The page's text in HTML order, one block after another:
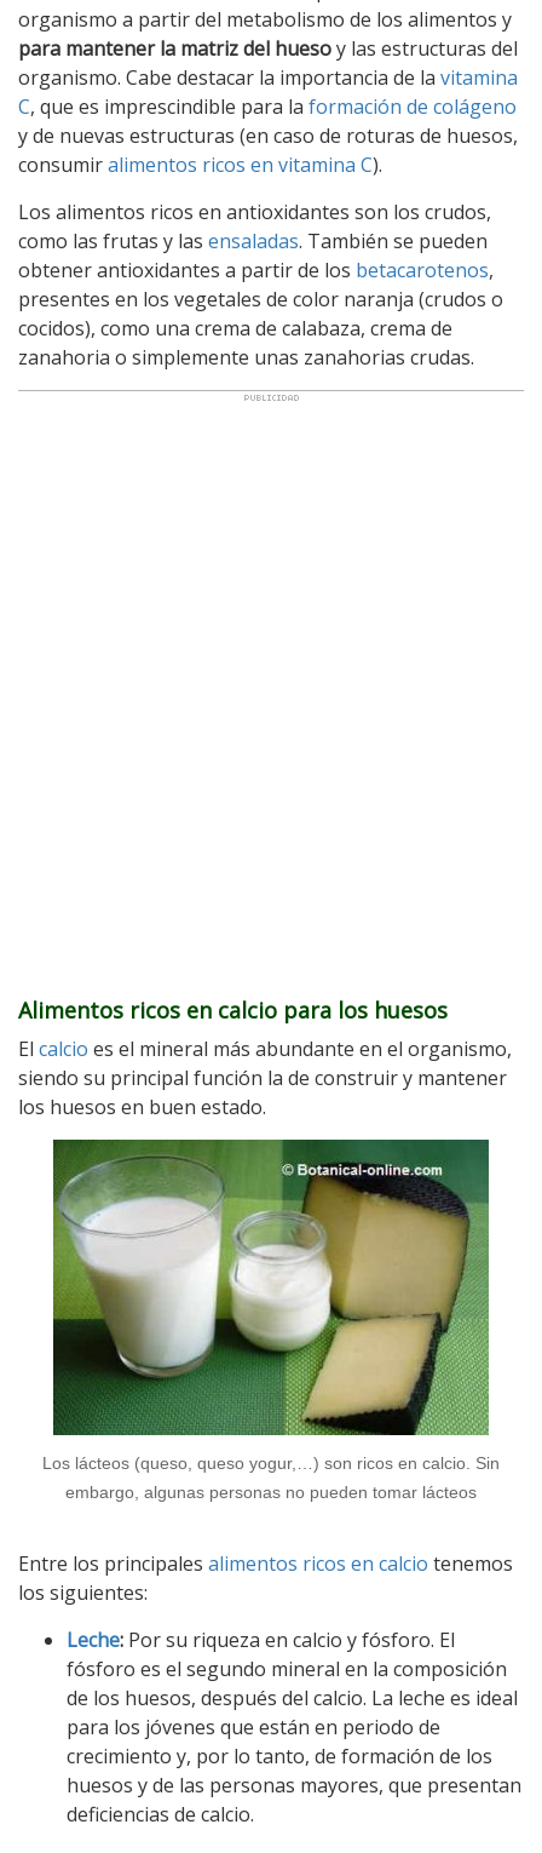
organismo a partir del metabolismo de los alimentos y
para mantener la matriz del huesoy las estructuras del
organismo. Cabe destacar la importancia de la vitamina
C, que es imprescindible para la formación de colágeno
y de nuevas estructuras (en caso de roturas de huesos,
consumiralimentos ricos en vitamina C).
Los alimentos ricos en antioxidantes son los crudos,
como las frutas y las ensaladas. También se pueden
obtener antioxidantes a partir de los betacarotenos,
presentes en los vegetales de color naranja (crudos o
cocidos), como una crema de calabaza, crema de
zanahoria o simplemente unas zanahorias crudas.
Alimentos ricos en calcio para los huesos
El calcio es el mineral más abundante en el organismo,
siendo su principal función la de construir y mantener
los huesos en buen estado.
Los lácteos (queso, queso yogur,…) son ricos en calcio. Sin
embargo, algunas personas no pueden tomar lácteos
Entre los principales alimentos ricos en calcio tenemos
los siguientes:
Leche: Por su riqueza en calcio y fósforo. El
fósforo es el segundo mineral en la composición
de los huesos, después del calcio. La leche es ideal
para los jóvenes que están en periodo de
crecimiento y, por lo tanto, de formación de los
huesos y de las personas mayores, que presentan
deficiencias de calcio.